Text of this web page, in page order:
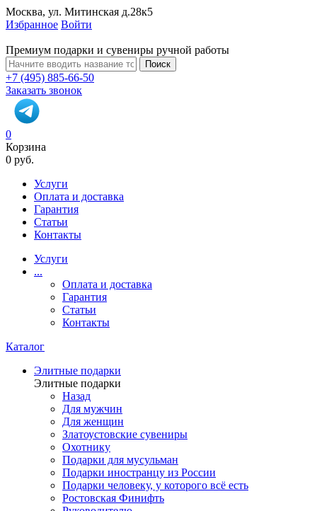
Москва, ул. Митинская д.28к5
Избранное Войти
Премиум подарки и сувениры ручной работы
Поиск
+7 (495) 885-66-50
Заказать звонок
0
Корзина
0 руб.
Услуги
Оплата и доставка
Гарантия
Статьи
Контакты
Услуги
...
Оплата и доставка
Гарантия
Статьи
Контакты
Каталог
Элитные подарки
Элитные подарки
Назад
Для мужчин
Для женщин
Златоустовские сувениры
Охотнику
Подарки для мусульман
Подарки иностранцу из России
Подарки человеку, у которого всё есть
Ростовская Финифть